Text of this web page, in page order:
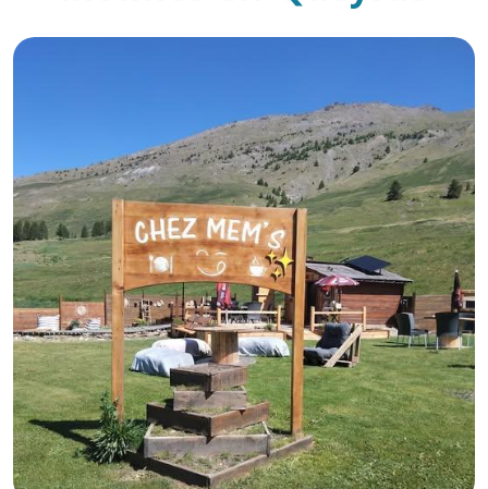
PATRIMOINE
ORGANISER SON SÉJOUR
RECHERCHER
FR
GB
IT